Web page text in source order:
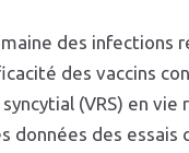
des infections
des vaccins
(VRS) en vie
données des essais